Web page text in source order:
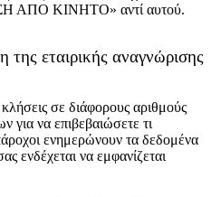
ΑΠΟ ΚΙΝΗΤΟ» αντί αυτού.
εταιρικής αναγνώρισης
σε διάφορους αριθμούς
για να επιβεβαιώσετε τι
ενημερώνουν τα δεδομένα
ενδέχεται να εμφανίζεται